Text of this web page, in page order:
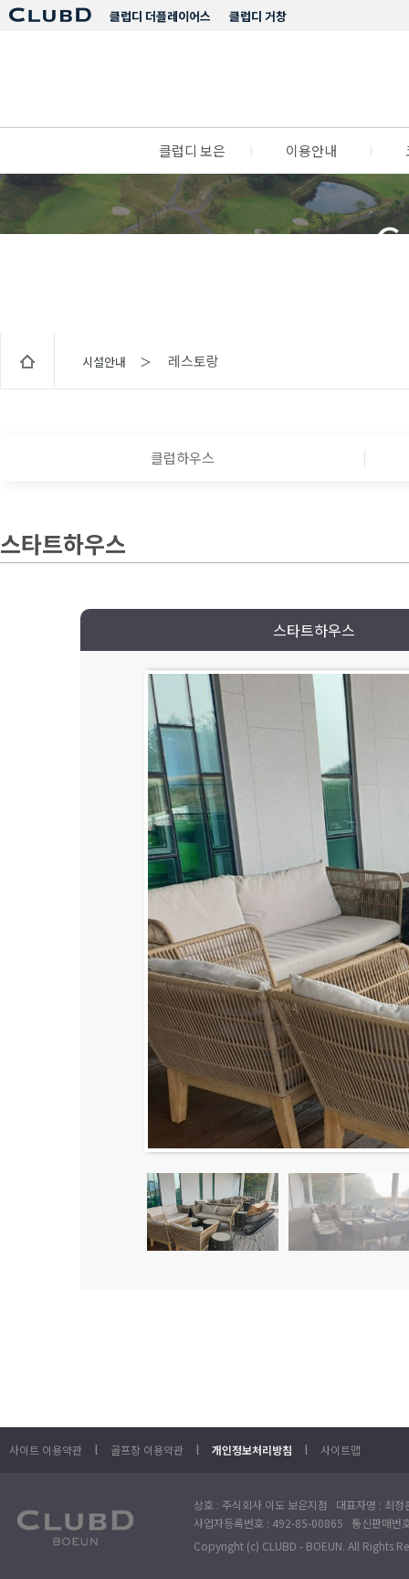
클럽디 거창
클럽디 더플레이어스
클럽디 보은 이용안내
시설안내 ＞ 레스토랑
클럽하우스
스타트하우스
스타트하우스
사이트 이용약관 l 골프장 이용약관 l 개인정보처리방침 l 사이트맵
상호 : 주식회사 이도 보은지점 대표자명 : 최
사업자등록번호 : 492-85-00865 통신판매
Copyright (c) CLUBD - BOEUN. All Rights